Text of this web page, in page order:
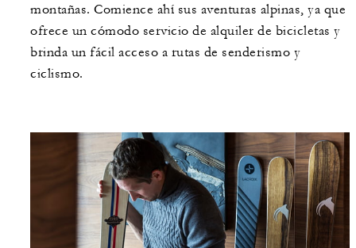
montañas. Comience ahí sus aventuras alpinas, ya que
ofrece un cómodo servicio de alquiler de bicicletas y
brinda un fácil acceso a rutas de senderismo y
ciclismo.